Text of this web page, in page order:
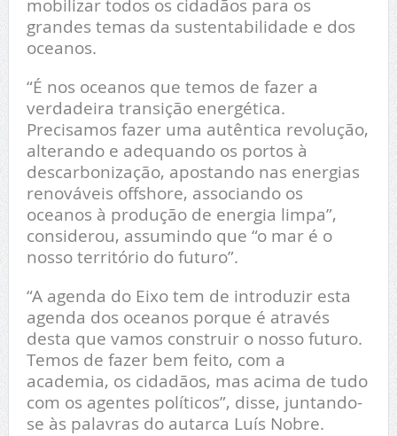
mobilizar todos os cidadãos para os
grandes temas da sustentabilidade e dos
oceanos.
“É nos oceanos que temos de fazer a
verdadeira transição energética.
Precisamos fazer uma autêntica revolução,
alterando e adequando os portos à
descarbonização, apostando nas energias
renováveis offshore, associando os
oceanos à produção de energia limpa”,
considerou, assumindo que “o mar é o
nosso território do futuro”.
“A agenda do Eixo tem de introduzir esta
agenda dos oceanos porque é através
desta que vamos construir o nosso futuro.
Temos de fazer bem feito, com a
academia, os cidadãos, mas acima de tudo
com os agentes políticos”, disse, juntando-
se às palavras do autarca Luís Nobre.